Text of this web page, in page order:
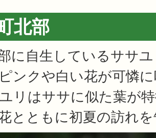
北部
に自生しているササ
ンクや白い花が可憐
リはササに似た葉が
とともに初夏の訪れ